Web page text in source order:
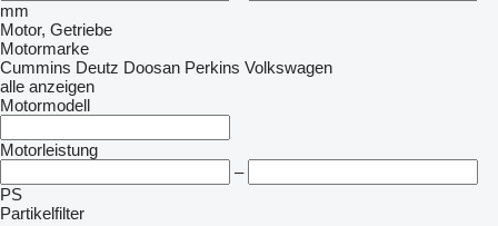
mm
Motor, Getriebe
Motormarke
Cummins Deutz Doosan Perkins Volkswagen
alle anzeigen
Motormodell
Motorleistung
–
PS
Partikelfilter